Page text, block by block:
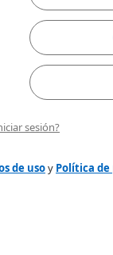
sesión?
de usoy Política